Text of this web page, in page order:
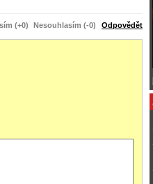
(+0) Nesouhlasím (-0) Odpovědět